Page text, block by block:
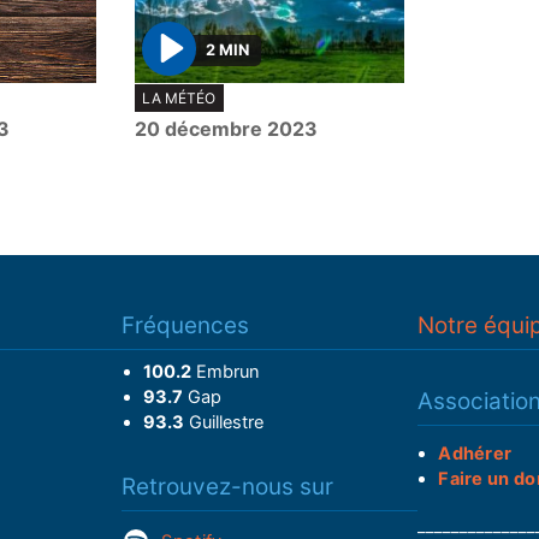
P
l
a
2 MIN
LA MÉTÉO
20 décembre 2023
Fréquences
100.2Embrun
93.7 Gap
93.3 Guillestre
Retrouvez-nous sur
Notre
Association
Adhérer
Faire un